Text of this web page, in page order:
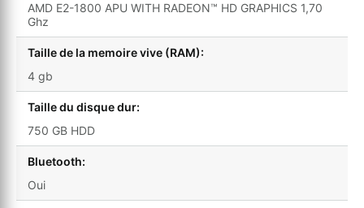
AMD E2-1800 APU WITH RADEON™ HD GRAPHICS 1,70
Ghz
Taille de la memoire vive (RAM):
4 gb
Taille du disque dur:
750 GB HDD
Bluetooth:
Oui